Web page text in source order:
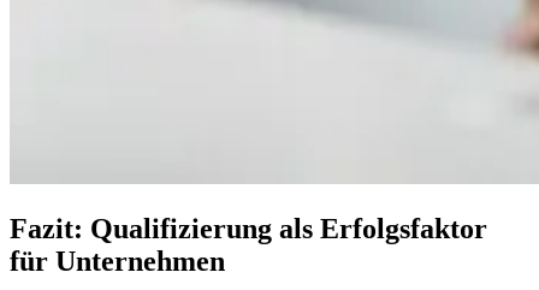
Fazit: Qualifizierung als Erfolgsfaktor
für Unternehmen